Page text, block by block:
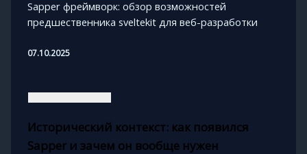
Sapper фреймворк: обзор возможностей
предшественника sveltekit для веб-разработки
07.10.2025
Исторический контекст: как появился
Sapper и зачем он вообще нужен